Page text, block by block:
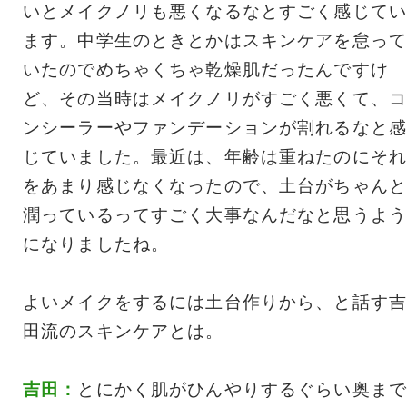
いとメイクノリも悪くなるなとすごく感じてい
ます。中学生のときとかはスキンケアを怠って
いたのでめちゃくちゃ乾燥肌だったんですけ
ど、その当時はメイクノリがすごく悪くて、コ
ンシーラーやファンデーションが割れるなと感
じていました。最近は、年齢は重ねたのにそれ
をあまり感じなくなったので、土台がちゃんと
潤っているってすごく大事なんだなと思うよう
になりましたね。
よいメイクをするには土台作りから、と話す吉
田流のスキンケアとは。
吉田： とにかく肌がひんやりするぐらい奥まで